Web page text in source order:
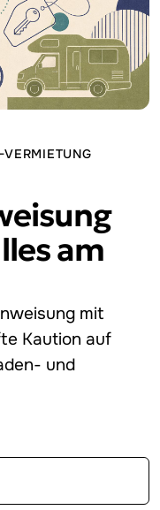
am
mit
Kaution auf
und